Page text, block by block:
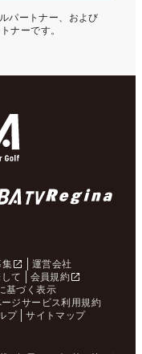
パートナー、および
ナーです。
集
運営会社
て
会員規約
基づく表示
ージサービス利用規約
プ サイトマップ